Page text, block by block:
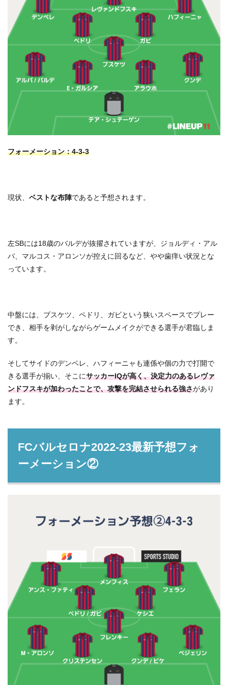
フォーメーション：4-3-3
現状、 ベストな布陣であると予想されます。
左SBには18歳のバルデが抜擢されていますが、ジョルディ・アル
バ、マルコス・アロンソが控えに回るなど、やや歯痒い状況とな
っています。
中盤には、ブスケツ、ペドリ、ガビという狭いスペースでプレー
でき、相手を剥がしながらゲームメイクができる選手が君臨しま
す。
そしてサイドのデンベレ、ハフィーニャも連係や個の力で打開で
きる選手が揃い、そこにサッカーIQが高く、決定力のあるレヴァ
ンドフスキが加わったことで、攻撃を完結させられる強さがあり
ます。
FCバルセロナ2022-23最新予想フォ
ーメーション②